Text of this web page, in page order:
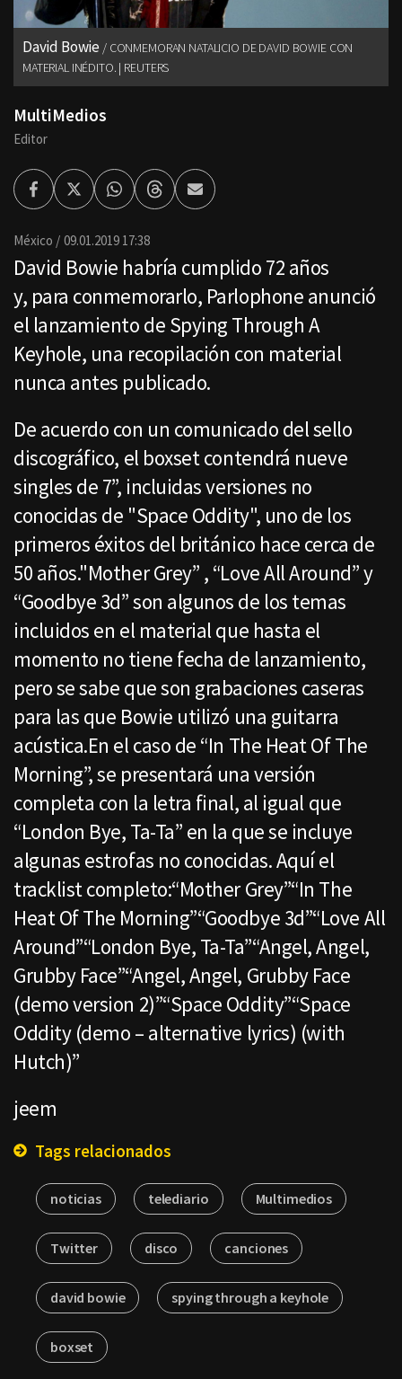
David Bowie
CONMEMORAN NATALICIO DE DAVID BOWIE CON
MATERIAL INÉDITO. | REUTERS
MultiMedios
Editor
FacebookTwitterWhatsappThreadsEnviar
por
México 09.01.2019 17:38
David Bowie habría cumplido 72 años
y, para conmemorarlo, Parlophone anunció
el lanzamiento de Spying Through A
Keyhole, una recopilación con material
nunca antes publicado.
De acuerdo con un comunicado del sello
discográfico, el boxset contendrá nueve
singles de 7”, incluidas versiones no
conocidas de "Space Oddity", uno de los
primeros éxitos del británico hace cerca de
50 años."Mother Grey” , “Love All Around” y
“Goodbye 3d” son algunos de los temas
incluidos en el material que hasta el
momento no tiene fecha de lanzamiento,
pero se sabe que son grabaciones caseras
para las que Bowie utilizó una guitarra
acústica.En el caso de “In The Heat Of The
Morning”, se presentará una versión
completa con la letra final, al igual que
“London Bye, Ta-Ta” en la que se incluye
algunas estrofas no conocidas. Aquí el
tracklist completo:“Mother Grey”“In The
Heat Of The Morning”“Goodbye 3d”“Love All
Around”“London Bye, Ta-Ta”“Angel, Angel,
Grubby Face”“Angel, Angel, Grubby Face
(demo version 2)”“Space Oddity”“Space
Oddity (demo – alternative lyrics) (with
Hutch)”
jeem
Tags relacionados
noticias telediario Multimedios
Twitter disco canciones
david bowie spying through a keyhole
boxset